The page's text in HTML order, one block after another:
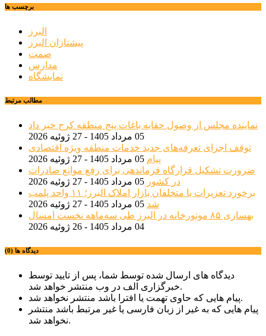
برچسب ها
البرز
پیشتازان البرز
صمت
مدارس
نمایشگاه
مطالب مرتبط
نماینده مجلس از وصول حقابه باغات پنج منطقه کرج خبر داد
05 مرداد 1405 - 27 ژوئیه 2026
توقف اجرای تعرفه‌های جدید خدمات منطقه ویژه اقتصادی
پیام 05 مرداد 1405 - 27 ژوئیه 2026
ضرورت تشکیل قرارگاه فرماندهی برای رفع موانع صادرات
در کشور 05 مرداد 1405 - 27 ژوئیه 2026
برخورد تعزیرات با متخلفان بازار املاک البرز؛ ۱۱ واحد پلمب
شد 05 مرداد 1405 - 27 ژوئیه 2026
بهسازی ۸۵ موتورخانه در البرز طی سه‌ماهه نخست امسال
04 مرداد 1405 - 26 ژوئیه 2026
دیدگاه ها (0)
دیدگاه های ارسال شده توسط شما، پس از تایید توسط
خبرگزاری الف در وب منتشر خواهد شد.
پیام هایی که حاوی تهمت یا افترا باشد منتشر نخواهد شد.
پیام هایی که به غیر از زبان فارسی یا غیر مرتبط باشد منتشر
نخواهد شد.